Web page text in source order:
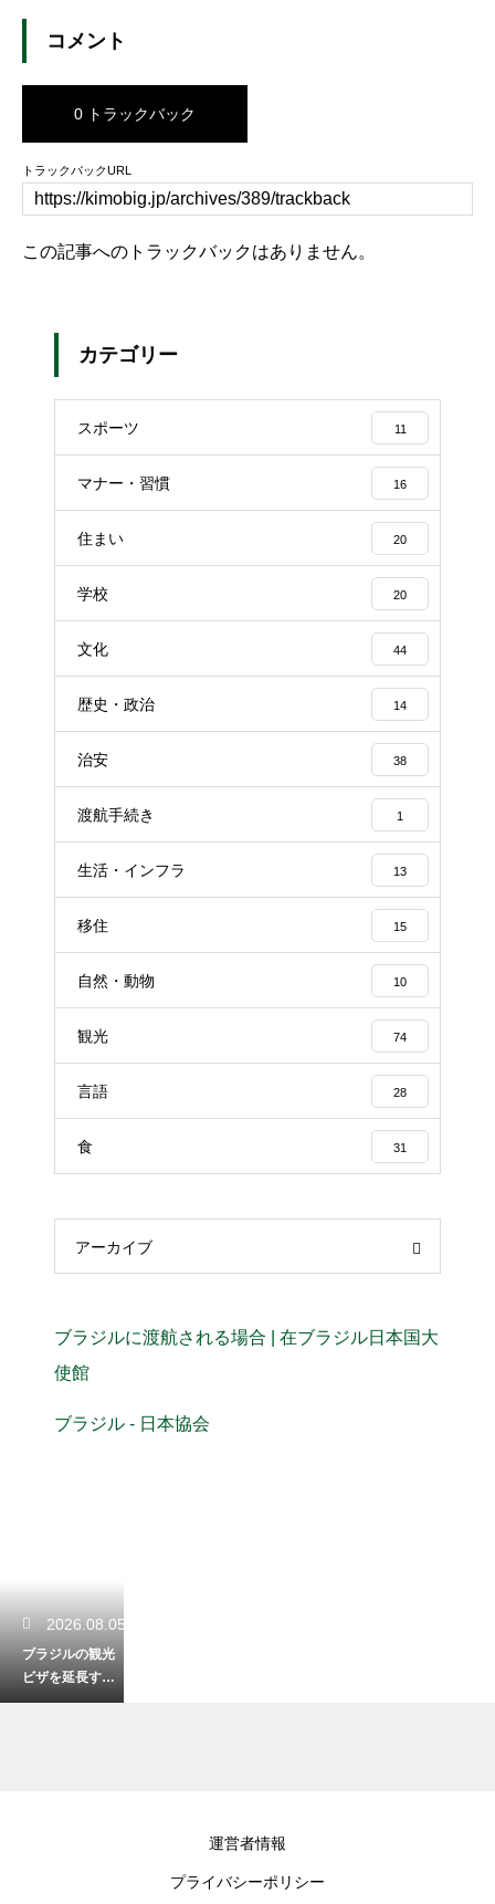
コメント
0 トラックバック
トラックバックURL
この記事へのトラックバックはありません。
カテゴリー
スポーツ 11
マナー・習慣 16
住まい 20
学校 20
文化 44
歴史・政治 14
治安 38
渡航手続き 1
生活・インフラ 13
移住 15
自然・動物 10
観光 74
言語 28
食 31
アーカイブ
ブラジルに渡航される場合 | 在ブラジル日本国大
使館
ブラジル - 日本協会
2026.08.05
ブラジルの観光
ビザを延長する
方法！現地の手
運営者情報
プライバシーポリシー